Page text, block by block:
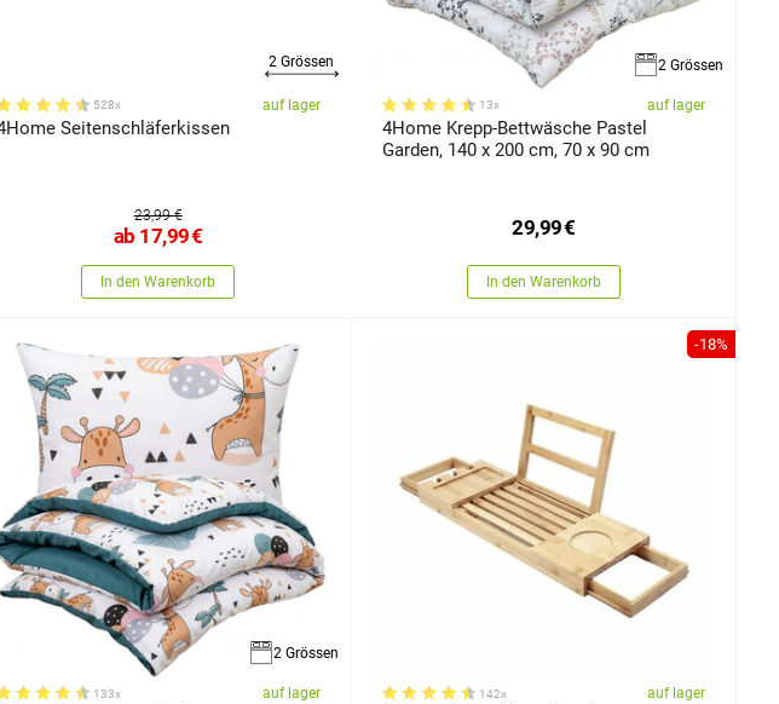
2 Grössen
528x auf lager
Seitenschläferkissen
23,99 €
ab 17,99€
In den Warenkorb
2 Grössen
13x auf lager
4Home Krepp-Bettwäsche Pastel
Garden, 140 x 200 cm, 70 x 90 cm
29,99€
In den Warenkorb
2 Grössen
133x auf lager
-18%
142x auf lager